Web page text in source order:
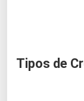
Tipos de